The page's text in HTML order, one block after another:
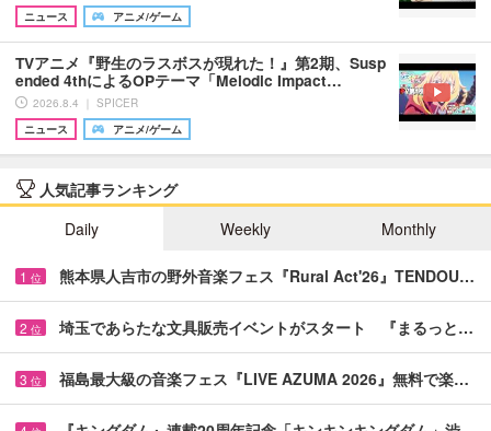
ニュース
アニメ/ゲーム
TVアニメ『野生のラスボスが現れた！』第2期、Susp
ended 4thによるOPテーマ「Melodic Impact…
2026.8.4 ｜ SPICER
ニュース
アニメ/ゲーム
人気記事ランキング
Daily
Weekly Monthly
1 位 熊本県人吉市の野外音楽フェス『Rural Act'26』TENDOU…
2 位 埼玉であらたな文具販売イベントがスタート 『まるっと…
3 位 福島最大級の音楽フェス『LIVE AZUMA 2026』無料で楽…